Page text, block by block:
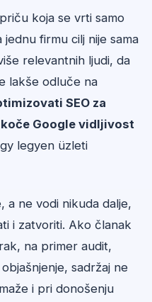
koja se vrti samo
firmu cilj nije sama
relevantnih ljudi, da
lakše odluče na
SEO za
Google vidljivost
legyen üzleti
a ne vodi nikuda dalje,
i zatvoriti. Ako članak
na primer audit,
sadržaj ne
i pri donošenju